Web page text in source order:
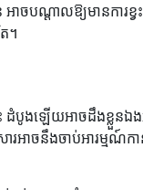
បណ្តាលឱ្យមានការខ្វះ
។
ះ ដំបូងឡើយអាចដឹងខ្លួន
រអាចនឹងចាប់អារម្មណ៍